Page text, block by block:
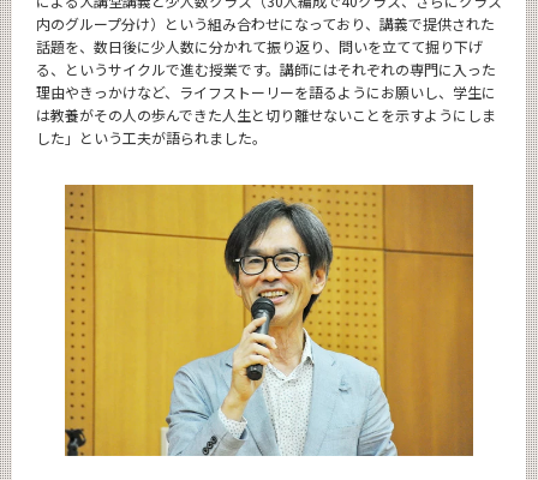
内のグループ分け）という組み合わせになっており、講義で提供された
話題を、数日後に少人数に分かれて振り返り、問いを立てて掘り下げ
る、というサイクルで進む授業です。講師にはそれぞれの専門に入った
理由やきっかけなど、ライフストーリーを語るようにお願いし、学生に
は教養がその人の歩んできた人生と切り離せないことを示すようにしま
した」という工夫が語られました。